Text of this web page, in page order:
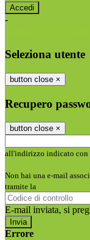
-
Seleziona utente
button close ×
Recupero
button close ×
all'indirizzo indicato con
Non hai una e-mail
tramite la
E-mail inviata, si
Errore